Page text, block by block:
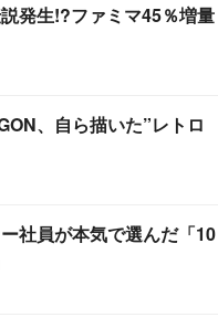
発生!?ファミマ45％増量
、自ら描いた”レトロ
社員が本気で選んだ「10